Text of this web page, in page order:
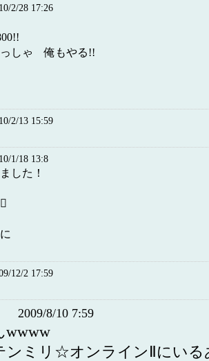
2/28 17:26
しゃ 俺もやる!!
2/13 15:59
1/18 13:8
した！
12/2 17:59
2009/8/10 7:59
wwww
ンミリ☆オンラインⅡにいる